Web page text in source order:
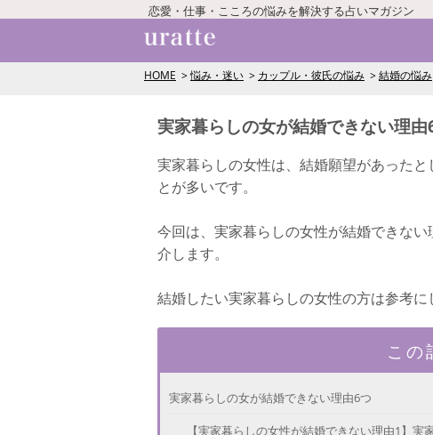
恋愛・仕事・こころの悩みを解決する占いマガジン
HOME 悩み・迷い カップル・彼氏の悩み 結婚の悩み
実家暮らしの女が結婚できない理
実家暮らしの女性は、結婚願望があった
とが多いです。
今回は、実家暮らしの女性が結婚できな
介します。
結婚したい実家暮らしの女性の方は参考に
この
実家暮らしの女が結婚できない理由6つ
【実家暮らしの女性が結婚できない理由1】実